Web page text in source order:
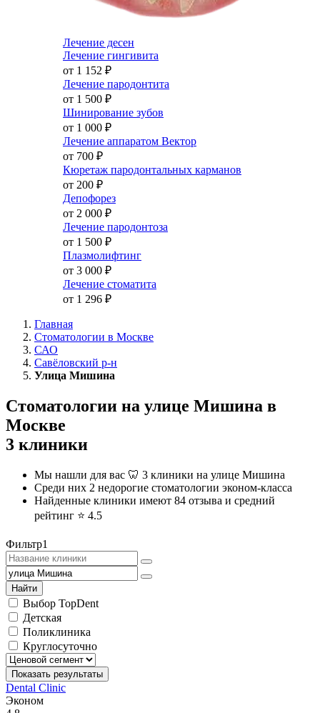
Лечение десен
Лечение гингивита
от 1 152 ₽
Лечение пародонтита
от 1 500 ₽
Шинирование зубов
от 1 000 ₽
Лечение аппаратом Вектор
от 700 ₽
Кюретаж пародонтальных карманов
от 200 ₽
Депофорез
от 2 000 ₽
Лечение пародонтоза
от 1 500 ₽
Плазмолифтинг
от 3 000 ₽
Лечение стоматита
от 1 296 ₽
Главная
Стоматологии в Москве
САО
Савёловский р-н
Улица Мишина
Стоматологии на улице Мишина в
Москве
3 клиники
Мы нашли для вас 🦷 3 клиники на улице Мишина
Среди них 2 недорогие стоматологии эконом-класса
Найденные клиники имеют 84 отзыва и средний
рейтинг ⭐️ 4.5
Фильтр1
Найти
Выбор TopDent
Детская
Поликлиника
Круглосуточно
Показать результаты
Dental Clinic
Эконом